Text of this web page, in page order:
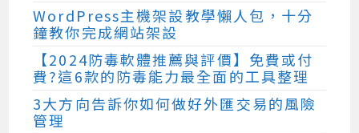
WordPress主機架設教學懶人包，十分
鐘教你完成網站架設
【2024防毒軟體推薦與評價】免費或付
費?這6款的防毒能力最全面的工具整理
3大方向告訴你如何做好外匯交易的風險
管理